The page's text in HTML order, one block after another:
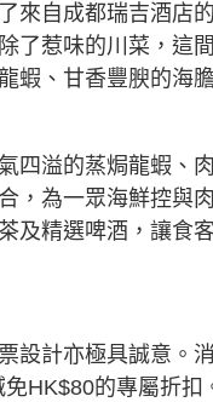
來自成都瑞吉酒店
了惹味的川菜，這
蝦、甘香豐腴的海
四溢的蒸焗龍蝦、
，為一眾海鮮控與
及精選啤酒，讓食
設計亦極具誠意。
HK$80的專屬折